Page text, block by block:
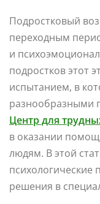
Подростковый
переходным
и
подростков этот
испытанием, в
разнообразными
Центр для
в оказании
людям. В этой
решения в